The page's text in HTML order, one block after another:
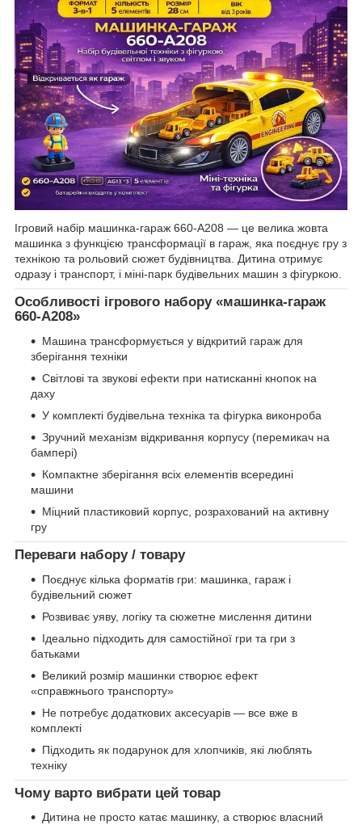
Ігровий набір машинка-гараж 660-A208 — це велика жовта
машинка з функцією трансформації в гараж, яка поєднує гру з
технікою та рольовий сюжет будівництва. Дитина отримує
одразу і транспорт, і міні-парк будівельних машин з фігуркою.
Особливості ігрового набору «машинка-гараж
660-A208»
Машина трансформується у відкритий гараж для
зберігання техніки
Світлові та звукові ефекти при натисканні кнопок на
даху
У комплекті будівельна техніка та фігурка виконроба
Зручний механізм відкривання корпусу (перемикач на
бампері)
Компактне зберігання всіх елементів всередині
машини
Міцний пластиковий корпус, розрахований на активну
гру
Переваги набору / товару
Поєднує кілька форматів гри: машинка, гараж і
будівельний сюжет
Розвиває уяву, логіку та сюжетне мислення дитини
Ідеально підходить для самостійної гри та гри з
батьками
Великий розмір машинки створює ефект
«справжнього транспорту»
Не потребує додаткових аксесуарів — все вже в
комплекті
Підходить як подарунок для хлопчиків, які люблять
техніку
Чому варто вибрати цей товар
Дитина не просто катає машинку, а створює власний